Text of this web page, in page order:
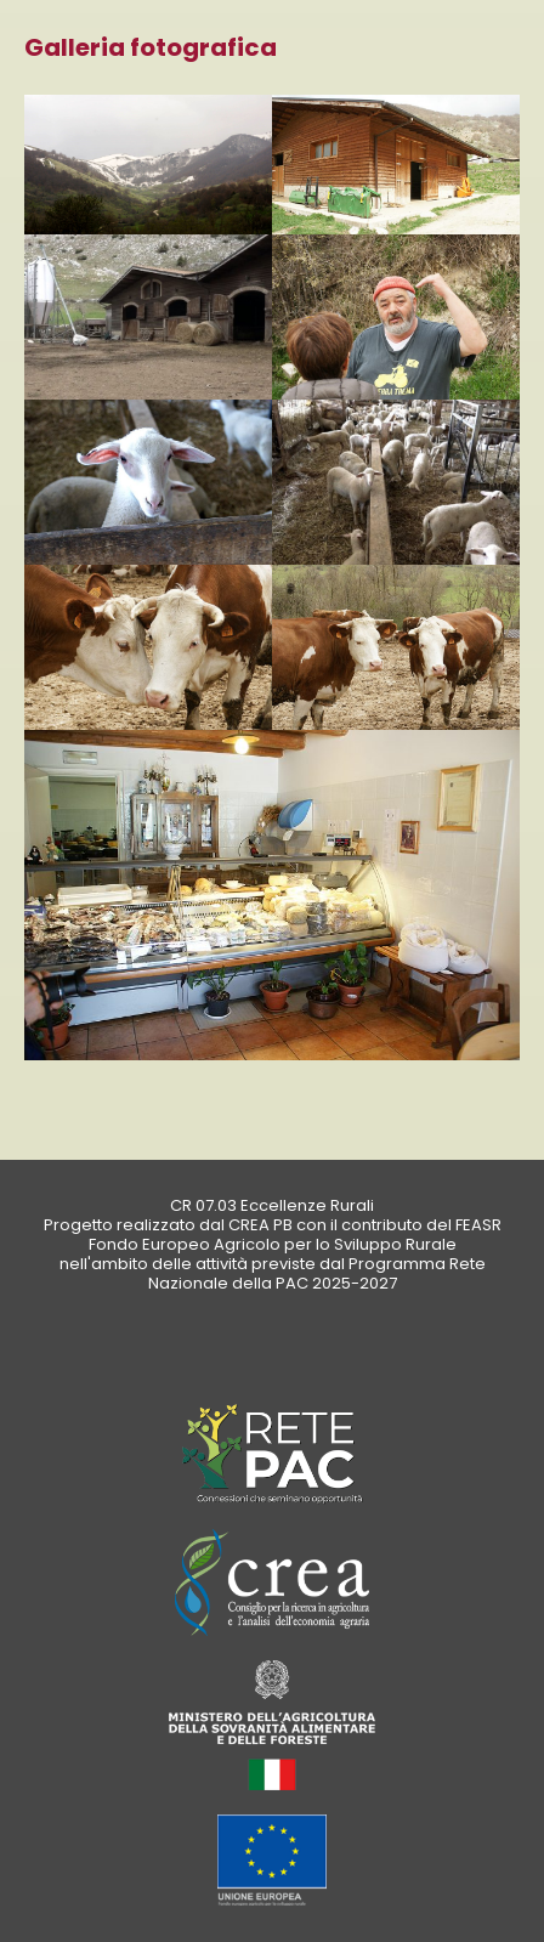
Galleria fotografica
CR 07.03 Eccellenze Rurali
Progetto realizzato dal CREA PB con il contributo del FEASR
Fondo Europeo Agricolo per lo Sviluppo Rurale
nell'ambito delle attività previste dal Programma Rete
Nazionale della PAC 2025-2027